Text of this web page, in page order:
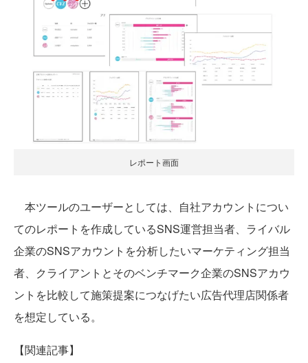
レポート画面
本ツールのユーザーとしては、自社アカウントについ
てのレポートを作成しているSNS運営担当者、ライバル
企業のSNSアカウントを分析したいマーケティング担当
者、クライアントとそのベンチマーク企業のSNSアカウ
ントを比較して施策提案につなげたい広告代理店関係者
を想定している。
【関連記事】